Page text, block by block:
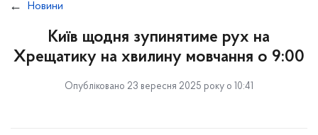
Новини
Київ щодня зупинятиме рух на
Хрещатику на хвилину мовчання о 9:00
Опубліковано 23 вересня 2025 року о 10:41